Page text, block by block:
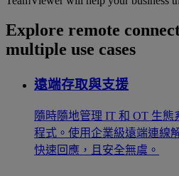
Explore remote
multiple use cases
遠端存取與支援
隨時隨地管理 IT 和 OT 生
程式。使用企業級遠端連線
快速回應，且安全無虞。